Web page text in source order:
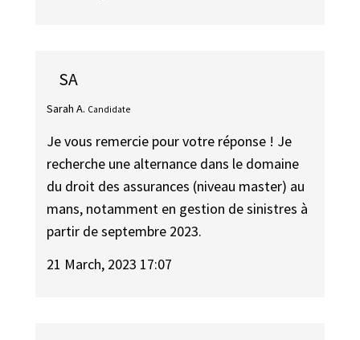
SA
Sarah A. Candidate
Je vous remercie pour votre réponse ! Je
recherche une alternance dans le domaine
du droit des assurances (niveau master) au
mans, notamment en gestion de sinistres à
partir de septembre 2023.
21 March, 2023 17:07